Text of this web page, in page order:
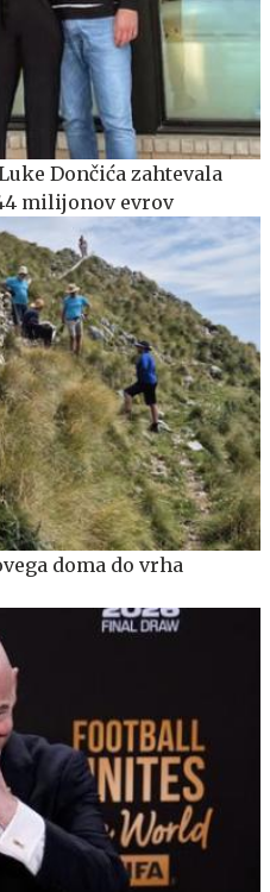
Dončića zahtevala
milijonov evrov
doma do vrha